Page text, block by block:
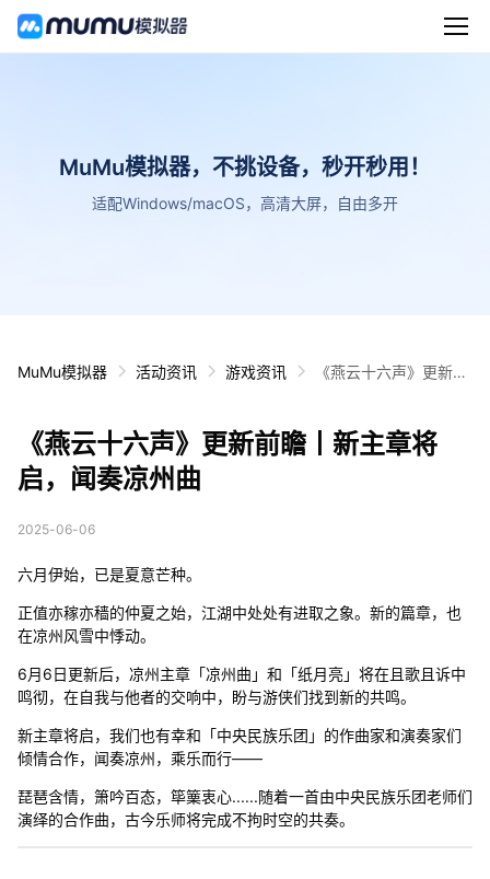
MuMu模拟器，不挑设备，秒开秒用！
适配Windows/macOS，高清大屏，自由多开
MuMu模拟器 活动资讯 游戏资讯
《燕云十六声》更新前
《燕云十六声》更新前瞻丨新主章将
启，闻奏凉州曲
2025-06-06
六月伊始，已是夏意芒种。
正值亦稼亦穑的仲夏之始，江湖中处处有进取之象。新的篇章，也
在凉州风雪中悸动。
6月6日更新后，凉州主章「凉州曲」和「纸月亮」将在且歌且诉中
鸣彻，在自我与他者的交响中，盼与游侠们找到新的共鸣。
新主章将启，我们也有幸和「中央民族乐团」的作曲家和演奏家们
倾情合作，闻奏凉州，乘乐而行——
琵琶含情，箫吟百态，筚篥衷心......随着一首由中央民族乐团老师们
演绎的合作曲，古今乐师将完成不拘时空的共奏。